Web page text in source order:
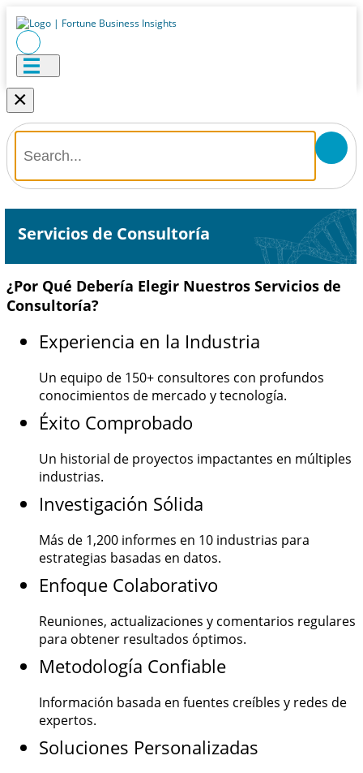
×
Servicios de Consultoría
¿Por Qué Debería Elegir Nuestros Servicios de
Consultoría?
Experiencia en la Industria
Un equipo de 150+ consultores con profundos
conocimientos de mercado y tecnología.
Éxito Comprobado
Un historial de proyectos impactantes en múltiples
industrias.
Investigación Sólida
Más de 1,200 informes en 10 industrias para
estrategias basadas en datos.
Enfoque Colaborativo
Reuniones, actualizaciones y comentarios regulares
para obtener resultados óptimos.
Metodología Confiable
Información basada en fuentes creíbles y redes de
expertos.
Soluciones Personalizadas